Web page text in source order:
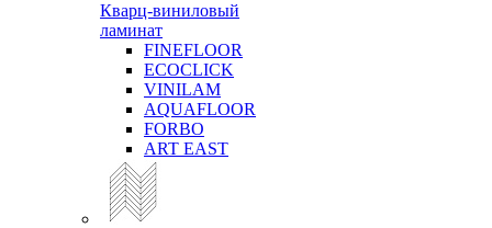
Кварц-виниловый
ламинат
FINEFLOOR
ECOCLICK
VINILAM
AQUAFLOOR
FORBO
ART EAST